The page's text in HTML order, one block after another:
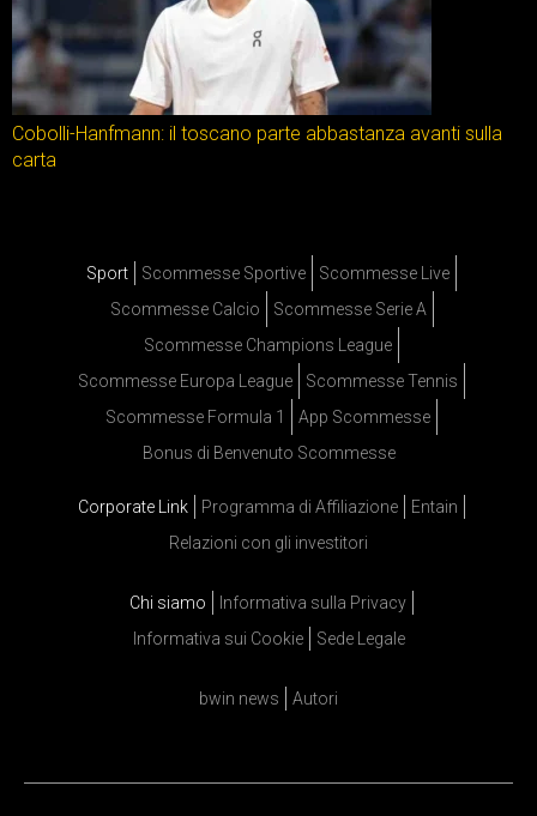
Cobolli-Hanfmann: il toscano parte abbastanza avanti sulla
carta
Sport Scommesse Sportive
Scommesse Live
Scommesse Calcio
Scommesse Serie A
Scommesse Champions League
Scommesse Europa League
Scommesse Tennis
Scommesse Formula 1
App Scommesse
Bonus di Benvenuto Scommesse
Corporate Link Programma di Affiliazione
Entain
Relazioni con gli investitori
Chi siamo
Informativa sulla Privacy
Informativa sui Cookie
Sede Legale
bwin news Autori